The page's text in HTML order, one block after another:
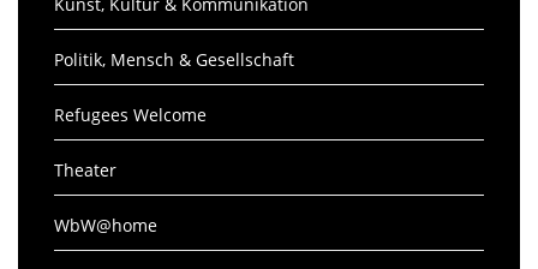
Politik, Mensch & Gesellschaft
Refugees Welcome
Theater
WbW@home